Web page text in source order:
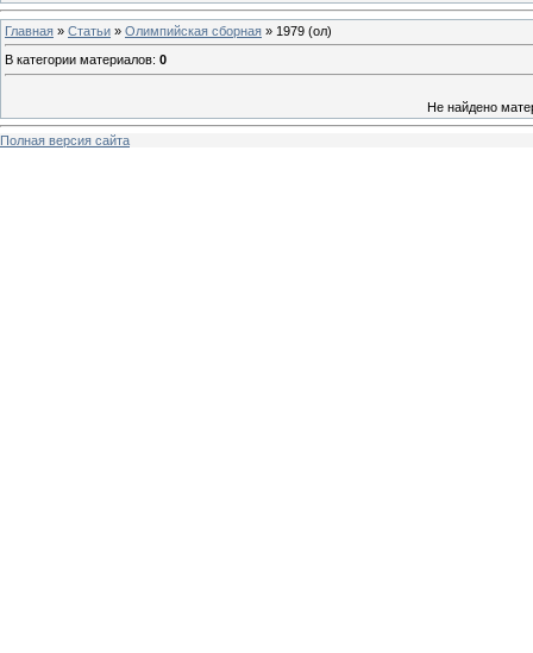
Главная » Статьи » Олимпийская сборная » 1979 (ол)
В категории материалов: 0
Не найдено
Полная версия сайта